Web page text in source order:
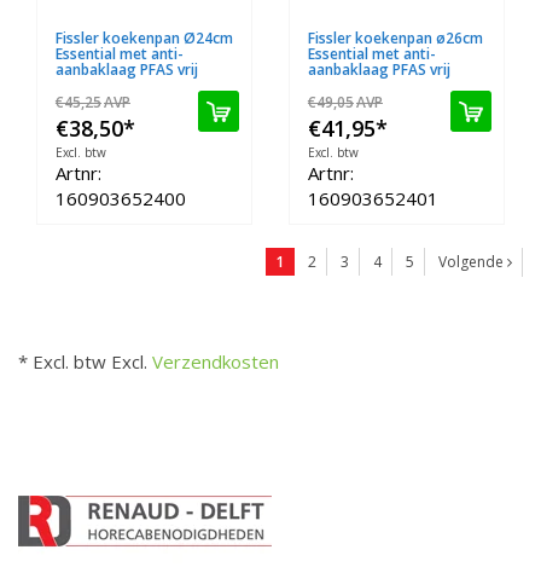
Fissler koekenpan Ø24cm
Essential met anti-
aanbaklaag PFAS vrij
€45,25AVP
€38,50*
Excl. btw
Artnr:
160903652400
Fissler koekenpan ø26cm
Essential met anti-
aanbaklaag PFAS vrij
€49,05AVP
€41,95*
Excl. btw
Artnr:
160903652401
1 2 3 4 5 Volgende
* Excl. btw Excl. Verzendkosten